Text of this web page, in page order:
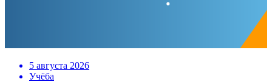
5 августа 2026
Учёба